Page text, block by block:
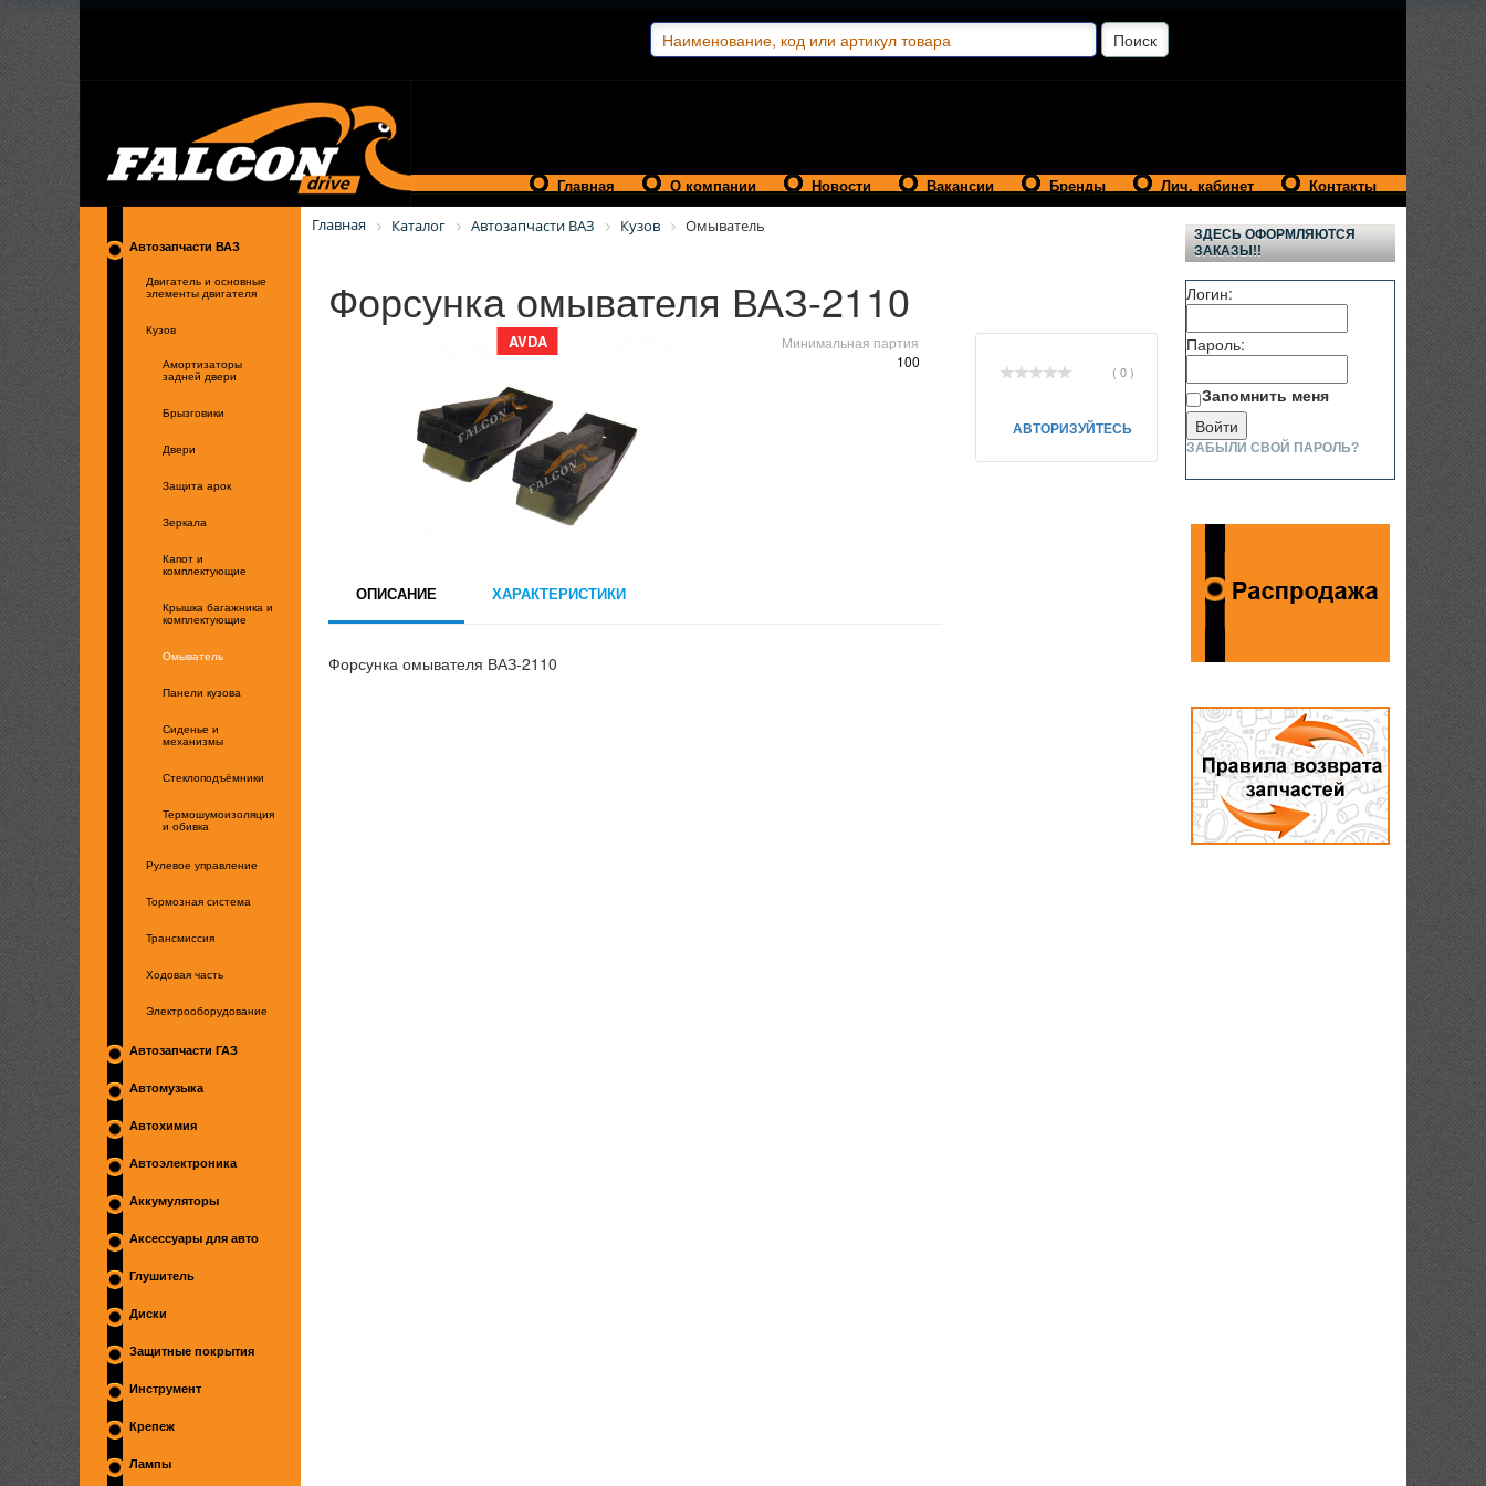
Главная О компании Новости Вакансии Бренды Лич. кабинет Контакты
Автозапчасти ВАЗ
Двигатель и основные
элементы двигателя
Кузов
Амортизаторы
задней двери
Брызговики
Двери
Защита арок
Зеркала
Капот и
комплектующие
Крышка багажника и
комплектующие
Омыватель
Панели кузова
Сиденье и
механизмы
Стеклоподъёмники
Термошумоизоляция
и обивка
Рулевое управление
Тормозная система
Трансмиссия
Ходовая часть
Электрооборудование
Автозапчасти ГАЗ
Автомузыка
Автохимия
Автоэлектроника
Аккумуляторы
Аксессуары для авто
Глушитель
Диски
Защитные покрытия
Инструмент
Крепеж
Лампы
Главная Каталог Автозапчасти ВАЗ Кузов Омыватель
Форсунка омывателя ВАЗ-2110
AVDA
Минимальная партия
100
( 0 )
АВТОРИЗУЙТЕСЬ
ОПИСАНИЕ ХАРАКТЕРИСТИКИ
Форсунка омывателя ВАЗ-2110
ЗДЕСЬ ОФОРМЛЯЮТСЯ
ЗАКАЗЫ!!
Логин:
Пароль:
Запомнить меня
ЗАБЫЛИ СВОЙ ПАРОЛЬ?